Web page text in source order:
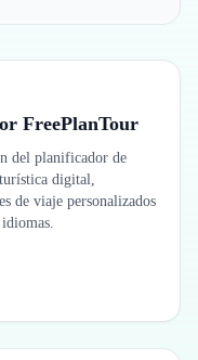
FreePlanTour
del planificador de
digital,
de viaje personalizados